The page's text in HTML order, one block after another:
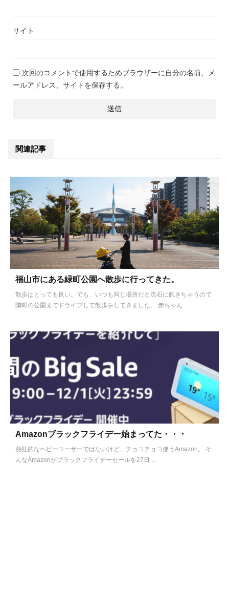
サイト
次回のコメントで使用するためブラウザーに自分の名前、メ
ールアドレス、サイトを保存する。
関連記事
福山市にある緑町公園へ散歩に行ってきた。
散歩はとっても良い。でも、いつも同じ場所だと流石に飽きちゃうので
隣町の公園までドライブして散歩をしてきました。 赤ちゃん ...
Amazonブラックフライデー始まってた・・・
熱狂的なヘビーユーザーではないけど、チョコチョコ使うAmazon。 そ
んなAmazonがブラックフライデーセールを27日 ...